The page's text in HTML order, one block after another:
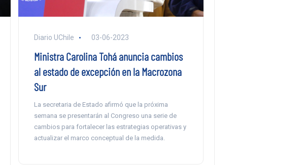
Diario UChile 03-06-2023
Ministra Carolina Tohá anuncia cambios
al estado de excepción en la Macrozona
Sur
La secretaria de Estado afirmó que la próxima
semana se presentarán al Congreso una serie de
cambios para fortalecer las estrategias operativas y
actualizar el marco conceptual de la medida.